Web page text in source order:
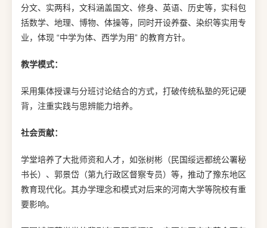
分文、实两科，文科涵盖国文、修身、英语、历史等，实科包
括数学、地理、博物、体操等，同时开设养蚕、染织等实用专
业，体现 “中学为体、西学为用” 的教育方针。
教学模式：
采用集体授课与分班讨论结合的方式，打破传统私塾的死记硬
背，注重实践与思辨能力培养。
社会贡献：
学堂培养了大批师资和人才，如张树彬（民国绥远都统公署秘
书长）、郭景岱（第九行政区督察专员）等，推动了豫东地区
教育现代化。其办学理念和模式对后来的河南大学等院校有重
要影响。